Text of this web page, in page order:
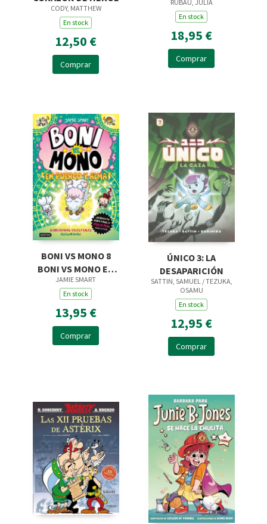
CODY, MATTHEW
En stock
12,50 €
Comprar
RUBAU, JULIA
En stock
18,95 €
Comprar
BONI VS MONO 8
BONI VS MONO EN
PUERCO Y ALMA
JAMIE SMART
En stock
13,95 €
Comprar
ÚNICO 3: LA
DESAPARICIÓN
SATTIN, SAMUEL / TEZUKA,
OSAMU
En stock
12,95 €
Comprar